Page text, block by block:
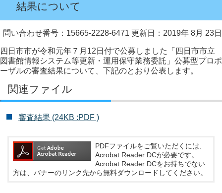
結果について
問い合わせ番号：15665-2228-6471 更新日：2019年 8月 23日
四日市市が令和元年７月12日付で公募しました「四日市市立
図書館情報システム等更新・運用保守業務委託」公募型プロポ
ーザルの審査結果について、下記のとおり公表します。
関連ファイル
審査結果 (24KB :PDF )
PDFファイルをご覧いただくには、
Acrobat Reader DCが必要です。
Acrobat Reader DCをお持ちでない
方は、バナーのリンク先から無料ダウンロードしてください。